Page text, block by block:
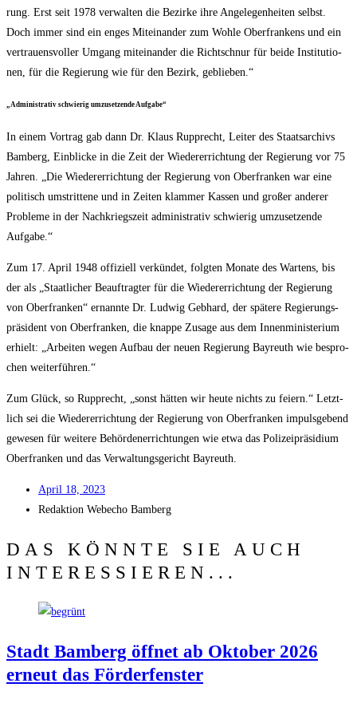
rung. Erst seit 1978 ver­wal­ten die Bezir­ke ihre Ange­le­gen­hei­ten selbst.
Doch immer sind ein enges Mit­ein­an­der zum Woh­le Ober­fran­kens und ein
ver­trau­ens­vol­ler Umgang mit­ein­an­der die Richt­schnur für bei­de Insti­tu­tio­
nen, für die Regie­rung wie für den Bezirk, geblieben.“
„Admi­nis­tra­tiv schwie­rig umzu­set­zen­de Aufgabe“
In einem Vor­trag gab dann Dr. Klaus Rup­p­recht, Lei­ter des Staats­ar­chivs
Bam­berg, Ein­bli­cke in die Zeit der Wie­der­errich­tung der Regie­rung vor 75
Jah­ren. „Die Wie­der­errich­tung der Regie­rung von Ober­fran­ken war eine
poli­tisch umstrit­te­ne und in Zei­ten klam­mer Kas­sen und gro­ßer ande­rer
Pro­ble­me in der Nach­kriegs­zeit admi­nis­tra­tiv schwie­rig umzu­set­zen­de
Aufgabe.“
Zum 17. April 1948 offi­zi­ell ver­kün­det, folg­ten Mona­te des War­tens, bis
der als „Staat­li­cher Beauf­trag­ter für die Wie­der­errich­tung der Regie­rung
von Ober­fran­ken“ ernann­te Dr. Lud­wig Geb­hard, der spä­te­re Regie­rungs­
prä­si­dent von Ober­fran­ken, die knap­pe Zusa­ge aus dem Innen­mi­nis­te­ri­um
erhielt: „Arbei­ten wegen Auf­bau der neu­en Regie­rung Bay­reuth wie bespro­
chen weiterführen.“
Zum Glück, so Rup­p­recht, „sonst hät­ten wir heu­te nichts zu fei­ern.“ Letzt­
lich sei die Wie­der­errich­tung der Regie­rung von Ober­fran­ken impuls­ge­bend
gewe­sen für wei­te­re Behör­den­er­rich­tun­gen wie etwa das Poli­zei­prä­si­di­um
Ober­fran­ken und das Ver­wal­tungs­ge­richt Bayreuth.
April 18, 2023
Redak­ti­on Web­echo Bamberg
DAS KÖNNTE SIE AUCH
INTERESSIEREN...
Stadt Bam­berg öff­net ab Okto­ber 2026
erneut das Förderfenster